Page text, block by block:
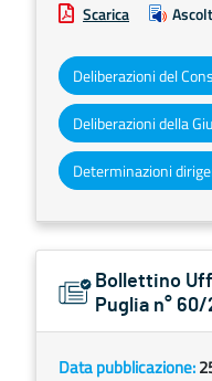
Scarica
Deliberazioni del
Deliberazioni della
Bollettino
Puglia n°
Data pubblicazione: